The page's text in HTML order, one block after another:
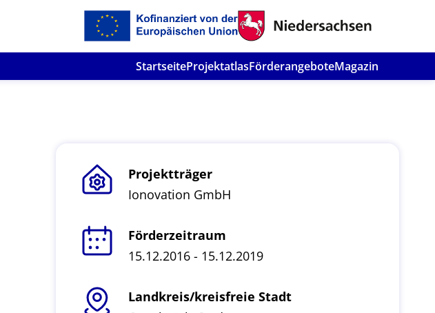
StartseiteProjektatlasFörderangeboteMagazin
Projektträger
Ionovation GmbH
Förderzeitraum
15.12.2016 - 15.12.2019
Landkreis/kreisfreie Stadt